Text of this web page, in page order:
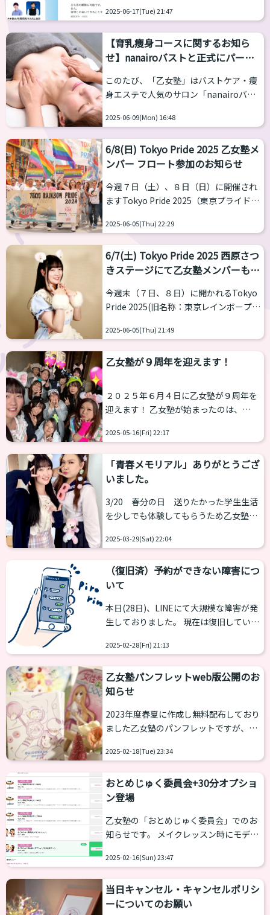
ginza/ この度、「ジェンダーフリ...
イベントが開催されます。 クィアフリー
マーケットとは？ 「LGBTQ+、ALLYの方
にとって安全な居場所つくりを目指しま
す。」と題したチャリティーフリマで
LGBTQ+の活動をしている豪華メンバー
が揃い、毎年12月に開催されています。
乙女塾メンバーからは西原さつき、LIE、
流星瞬が参加してきました。今回は、
『Unmuted Voi...
2025-06-17(Tue) 21:47
【育乳痩身コースに関するお知ら
せ】nanairoバストと正式にパート
このたび、「乙女塾」はバストケア・痩
身エステで人気のサロン「nanairoバス
を結びました。 今回の提携により、これ
まで乙女塾会員さま向けに限定でご案内
していた“育乳”や“痩身”の特別メニュー
が、今後はnanairoバストで一元でのご
度も広がり、よりスムーズに、自分にぴ
ったりのケアを選べるようになりまし
た。もちろん料金も、これまでと変わら
ず特別価格の対象です。 この提携に至る
までに、乙女塾の育乳担当として活躍し
てくれてい...
2025-06-09(Mon) 16:48
6/8(日) Tokyo Pride 2025 乙女塾メ
ンバー フロート参加のお知らせ
今週７日（土）、８日（日）に開催され
ますTokyo Pride 2025（東京プライド)
します。 ８日の東京プライドのプライド
パレード(Pride Parade）にてTrans
Rightsフロートが参加、乙女塾から流星
瞬（映え講師）とつーさん（ファッショ
フロートについて Tokyo Pride 2025で
は、「Same Life, Same Rights」のテー
マのもと、トランスジェンダーの権利...
2025-06-05(Thu) 22:29
6/7(土) Tokyo Pride 2025 西原さつ
きステージにて乙女塾メンバーも参
今週末（７日、８日）に開かれるTokyo
Pride 2025(旧名称：東京レインボープラ
き（スタジオさつきぽん）がステージに
twitter）で各メンバーのツイートで知っ
んが…。 西原さつきとともに映えある舞
台へ、乙女塾から有志のダンスチームを
結成。バックダンサーとしてさつきの歌
を盛り上げます。 みんなでダンス練習し
てました⸜( ´ ꒳ ` )⸝
汗だくになったけ
どめっちゃ楽し...
2025-06-05(Thu) 21:49
乙女塾が９周年を迎えます！
２０２５年６月４日に乙女塾が９周年を
迎えます！ 乙女塾が始まったのは、
トで主催を務めていた西原さつきが、同
NAOに話を持ちかけたのがスタートでし
た。 （この話はNAOが調布の講演で話し
打ち合わせは新宿のカフェでした。 世田
谷の新代田という場所でスタートした乙
女塾ですがその後、新宿、下北沢と場所
を移転し現在は新宿御苑にてスタジオを
やバック...
2025-05-16(Fri) 22:17
「青春メモリアル」ありがとうござ
いました。
3/20 春分の日 送りたかった学生生活
を少しでも体験してもらうため乙女塾で
ントは「ご自身の体型に合った制服」を
後は、交流会へ。 制服を着ることだけ考
えれば服さえ買ってしまえば、お家で着
が、一人だけだと寂しく感じることも。
自然と会話が弾んだり、自分たちの思い
出の曲を歌ったりとなかなか会えない人
たちが集まれる場があると楽しい時間を
着たい服...
2025-03-29(Sat) 22:04
（復旧済）予約ができない障害につ
いて
本日(28日)、LINEにて大規模な障害が発
生しておりました。 現在は復旧していま
以下の影響がございました。 【発生日
頃〜19時半頃 【主な障害内容】 ・LINE
予約ができない ・メッセージ配信ができ
になります。 https://api.line-
status.info/?
utm_source=embed&ldtag_cl=xEZML
4qX...
2025-02-28(Fri) 21:13
乙女塾パンフレットweb版公開のお
知らせ
2023年度春夏に作成し無料配布しており
ました乙女塾のパンフレットですが、先
す。つきましては、春頃にバージョンア
設された「イラストクラス」「育乳・瘦
身マッサージ」「買い物同行・ファッシ
今年7月から新宿御苑にて新スタジオを
オープンいたしました。新しいパンフレ
ットではそのあたりの情報が網羅された
バージョンになる予定です。 尽きまして
トのweb版を公開さ...
2025-02-18(Tue) 23:34
おとめじゅく委員会+30分オプショ
ン登場
乙女塾の「おとめじゅく委員会」でのお
知らせです。 メイクレッスン時にモデル
員会」の中で120分コースをとりたいと
そのことで＋30分延長するオプションを
別途用意しメニュー化致しました。 予約
2025-02-16(Sun) 23:47
当日キャンセル・キャンセルポリシ
ーについてのお願い